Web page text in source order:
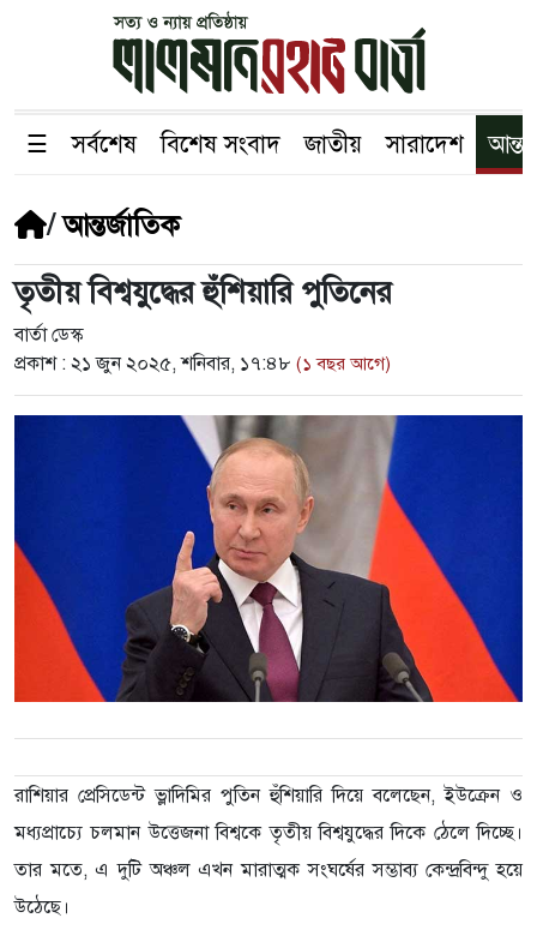
☰ সর্বশেষ বিশেষ সংবাদ জাতীয় সারাদেশ
/আন্তর্জাতিক
তৃতীয় বিশ্বযুদ্ধের হুঁশিয়ারি পুতিনের
বার্তা ডেস্ক
প্রকাশ : ২১ জুন ২০২৫, শনিবার, ১৭:৪৮ (১ বছর আগে)
রাশিয়ার প্রেসিডেন্ট ভ্লাদিমির পুতিন হুঁশিয়ারি দিয়ে বলেছেন, ইউক্রেন ও
মধ্যপ্রাচ্যে চলমান উত্তেজনা বিশ্বকে তৃতীয় বিশ্বযুদ্ধের দিকে ঠেলে দিচ্ছে।
তার মতে, এ দুটি অঞ্চল এখন মারাত্মক সংঘর্ষের সম্ভাব্য কেন্দ্রবিন্দু হয়ে
উঠেছে।